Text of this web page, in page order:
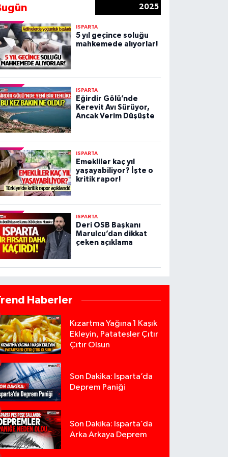
2025
ISPARTA
5 yıl geçince soluğu
mahkemede alıyorlar!
ISPARTA
Eğirdir Gölü’nde
Kerevit Avı Sürüyor,
Ancak Verim Düşüşte
ISPARTA
Emekliler kaç yıl
yaşayabiliyor? İşte o
kritik rapor!
ISPARTA
Deri OSB Başkanı
Marulcu’dan dikkat
çeken açıklama
Haberler
Kızartma Yağına 1 Kaşık
Ekleyin, Patatesler Çıtır
Çıtır Olsun
Son Dakika: Isparta’da
Deprem Paniği
Son Dakika: Isparta’da
Arka Arkaya Deprem